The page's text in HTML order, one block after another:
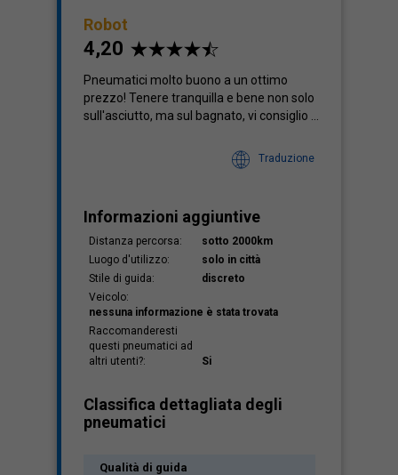
Robot
4,20
Pneumatici molto buono a un ottimo
prezzo! Tenere tranquilla e bene non solo
sull'asciutto, ma sul bagnato, vi consiglio ...
Traduzione
Informazioni aggiuntive
Distanza percorsa:
sotto 2000km
Luogo d'utilizzo:
solo in città
Stile di guida:
discreto
Veicolo:
nessuna informazione è stata trovata
Raccomanderesti
questi pneumatici ad
altri utenti?:
Si
Classifica dettagliata degli
pneumatici
Qualità di guida